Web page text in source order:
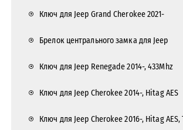
Ключ для Jeep Grand Cherokee 2021-
Брелок центрального замка для Jeep
Ключ для Jeep Renegade 2014-, 433Mhz
Ключ для Jeep Cherokee 2014-, Hitag AES
Ключ для Jeep Cherokee 2016-, Hitag AES,